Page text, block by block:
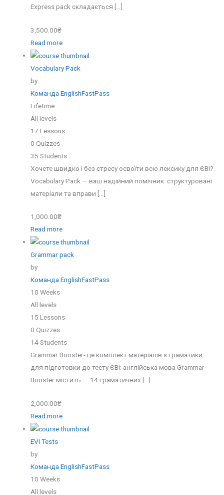
Express pack складається […]
3,500.00₴
Read more
Vocabulary Pack
by
Команда EnglishFastPass
Lifetime
All levels
17 Lessons
0 Quizzes
35 Students
Хочете швидко і без стресу освоїти всю лексику для ЄВІ?
Vocabulary Pack — ваш надійний помічник: структуровані
матеріали та вправи […]
1,000.00₴
Read more
Grammar pack
by
Команда EnglishFastPass
10 Weeks
All levels
15 Lessons
0 Quizzes
14 Students
Grammar Booster- це комплект матеріалів з граматики
для підготовки до тесту ЄВІ: англійська мова Grammar
Booster містить: – 14 граматичних […]
2,000.00₴
Read more
EVI Tests
by
Команда EnglishFastPass
10 Weeks
All levels